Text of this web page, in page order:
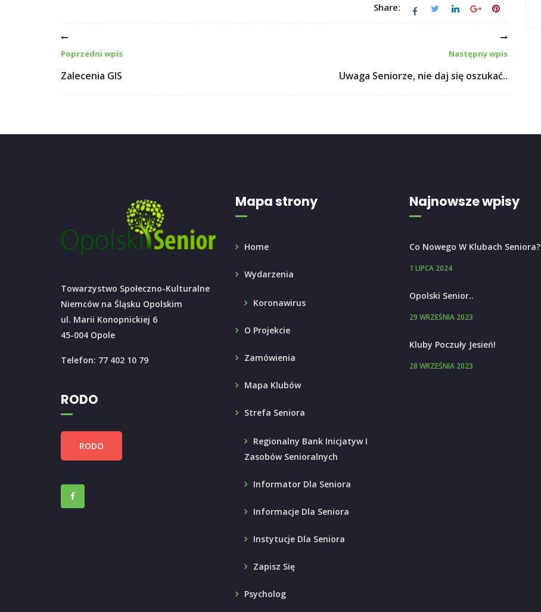
Share:
Poprzedni wpis
Zalecenia GIS
Następny wpis
Uwaga Seniorze, nie daj się oszukać..
Towarzystwo Społeczno-Kulturalne
Niemców na Śląsku Opolskim
ul. Marii Konopnickiej 6
45-004 Opole
Telefon: 77 402 10 79
RODO
RODO
Mapa strony
Home
Wydarzenia
Koronawirus
O Projekcie
Zamówienia
Mapa Klubów
Strefa Seniora
Regionalny Bank Inicjatyw I
Zasobów Senioralnych
Informator Dla Seniora
Informacje Dla Seniora
Instytucje Dla Seniora
Zapisz Się
Psycholog
Najnowsze wpisy
Co Nowego W Klubach Seniora?
1 LIPCA 2024
Opolski Senior..
29 WRZEŚNIA 2023
Kluby Poczuły Jesień!
28 WRZEŚNIA 2023